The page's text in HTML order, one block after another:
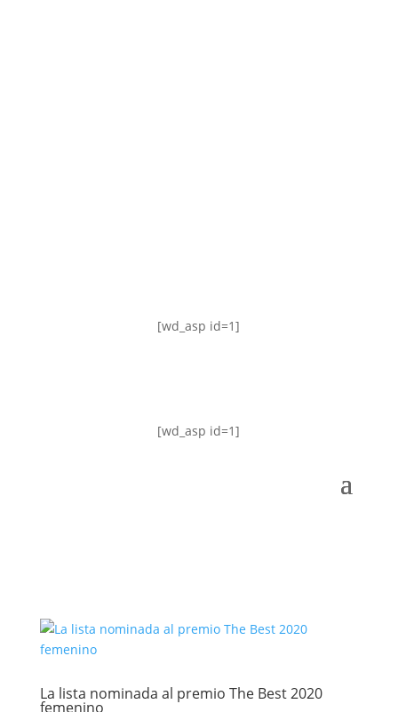
[wd_asp id=1]
[wd_asp id=1]
La lista nominada al premio The Best 2020
femenino